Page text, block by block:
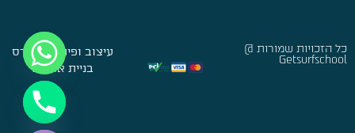
כל הזכויות שמורות @
Getsurfschool
עיצוב ופיתוח:סברס
בניית אתרים
Hide chaty